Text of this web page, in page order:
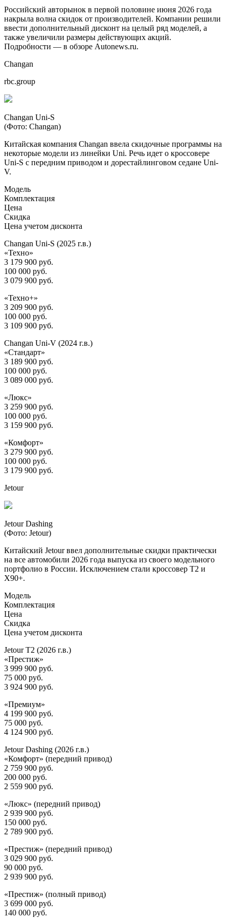
Российский авторынок в первой половине июня 2026 года
накрыла волна скидок от производителей. Компании решили
ввести дополнительный дисконт на целый ряд моделей, а
также увеличили размеры действующих акций.
Подробности — в обзоре Autonews.ru.
Changan
rbc.group
Changan Uni-S
(Фото: Changan)
Китайская компания Changan ввела скидочные программы на
некоторые модели из линейки Uni. Речь идет о кроссовере
Uni-S c передним приводом и дорестайлинговом седане Uni-
V.
Модель
Комплектация
Цена
Скидка
Цена учетом дисконта
Changan Uni-S (2025 г.в.)
«Техно»
3 179 900 руб.
100 000 руб.
3 079 900 руб.
«Техно+»
3 209 900 руб.
100 000 руб.
3 109 900 руб.
Changan Uni-V (2024 г.в.)
«Стандарт»
3 189 900 руб.
100 000 руб.
3 089 000 руб.
«Люкс»
3 259 900 руб.
100 000 руб.
3 159 900 руб.
«Комфорт»
3 279 900 руб.
100 000 руб.
3 179 900 руб.
Jetour
Jetour Dashing
(Фото: Jetour)
Китайский Jetour ввел дополнительные скидки практически
на все автомобили 2026 года выпуска из своего модельного
портфолио в России. Исключением стали кроссовер T2 и
X90+.
Модель
Комплектация
Цена
Скидка
Цена учетом дисконта
Jetour T2 (2026 г.в.)
«Престиж»
3 999 900 руб.
75 000 руб.
3 924 900 руб.
«Премиум»
4 199 900 руб.
75 000 руб.
4 124 900 руб.
Jetour Dashing (2026 г.в.)
«Комфорт» (передний привод)
2 759 900 руб.
200 000 руб.
2 559 900 руб.
«Люкс» (передний привод)
2 939 900 руб.
150 000 руб.
2 789 900 руб.
«Престиж» (передний привод)
3 029 900 руб.
90 000 руб.
2 939 900 руб.
«Престиж» (полный привод)
3 699 000 руб.
140 000 руб.